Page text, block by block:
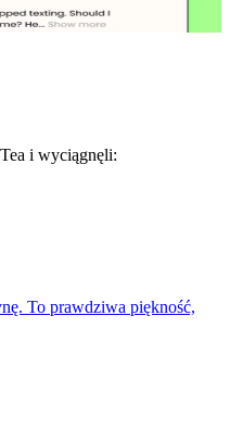
i wyciągnęli:
To prawdziwa piękność,